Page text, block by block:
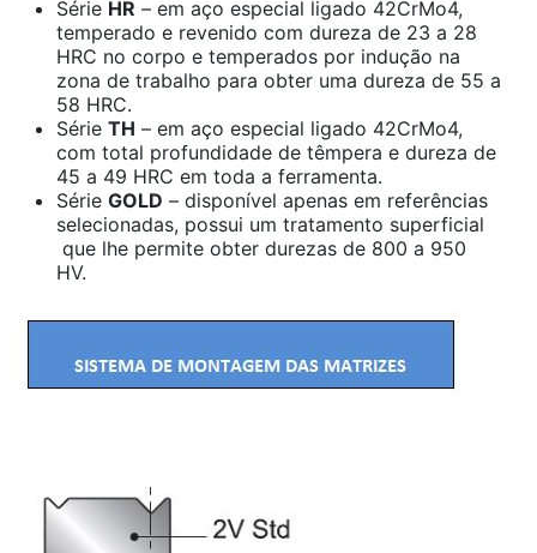
Série HR – em aço especial ligado 42CrMo4,
temperado e revenido com dureza de 23 a 28
HRC no corpo e temperados por indução na
zona de trabalho para obter uma dureza de 55 a
58 HRC.
Série TH – em aço especial ligado 42CrMo4,
com total profundidade de têmpera e dureza de
45 a 49 HRC em toda a ferramenta.
Série GOLD – disponível apenas em referências
selecionadas, possui um tratamento superficial
que lhe permite obter durezas de 800 a 950
HV.